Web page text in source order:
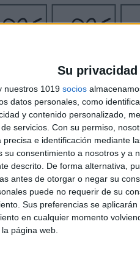
Su
nuestros 1019 socios
datos personales, como
y contenido personalizado,
servicios. Con su permiso,
precisa e identificación mediante
su consentimiento a nosotros y a
descrito. De forma alternativa,
antes de otorgar o negar su
puede no requerir de su
Sus preferencias se
en cualquier momento
página web.